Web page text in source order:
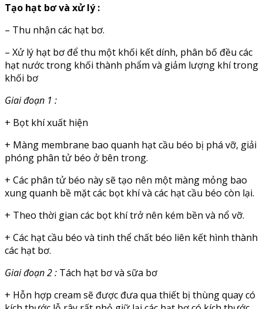
Tạo hạt bơ và xử lý :
– Thu nhận các hạt bơ.
– Xử lý hạt bơ để thu một khối kết dính, phân bố đều các
hạt nước trong khối thành phẩm và giảm lượng khí trong
khối bơ
Giai đoạn 1 :
+ Bọt khí xuất hiện
+ Màng membrane bao quanh hạt cầu béo bị phá vỡ, giải
phóng phân tử béo ở bên trong.
+ Các phân tử béo này sẽ tạo nên một màng mỏng bao
xung quanh bề mặt các bọt khí và các hạt cầu béo còn lại.
+ Theo thời gian các bọt khí trở nên kém bền và nổ vỡ.
+ Các hạt cầu béo và tinh thể chất béo liên kết hình thành
các hạt bơ.
Giai đoạn 2 : Tách hạt bơ và sữa bơ
+ Hỗn hợp cream sẽ được đưa qua thiết bị thùng quay có